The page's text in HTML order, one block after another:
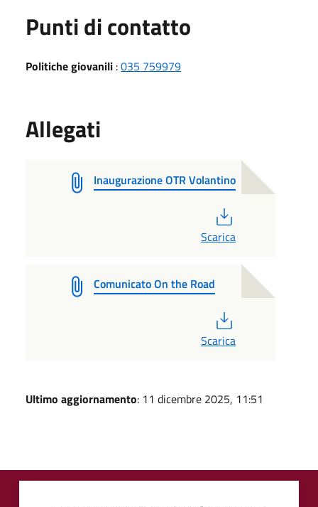
Punti di contatto
Politiche giovanili :035 759979
Allegati
Inaugurazione OTR Volantino
Scarica
Comunicato On the Road
Scarica
Ultimo aggiornamento: 11 dicembre 2025, 11:51